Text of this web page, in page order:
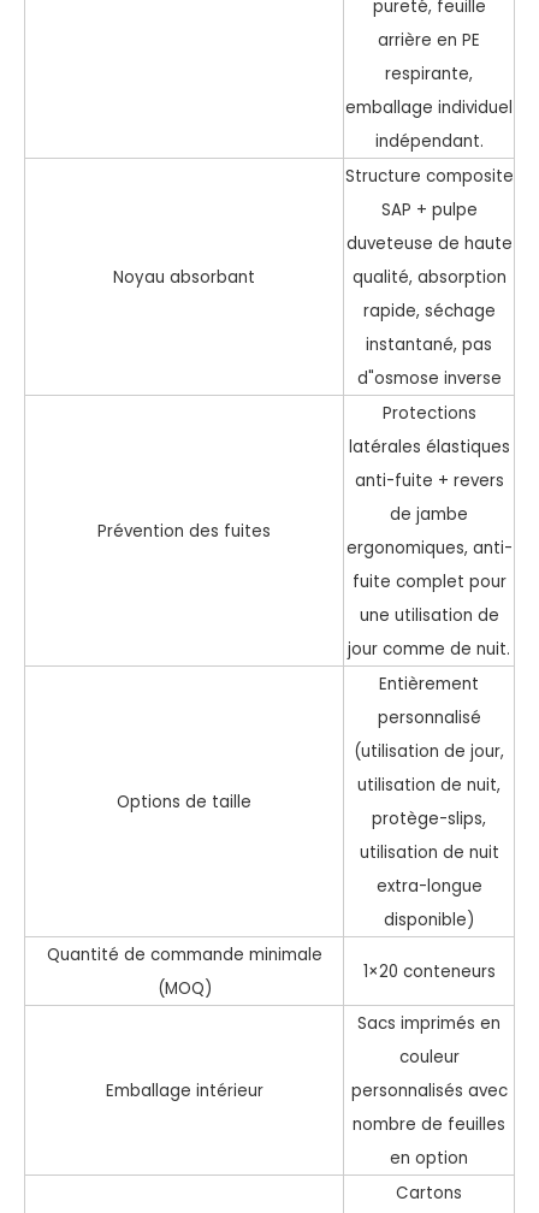
pureté, feuille
arrière en PE
respirante,
emballage individuel
indépendant.
Noyau absorbant
Structure composite
SAP + pulpe
duveteuse de haute
qualité, absorption
rapide, séchage
instantané, pas
d"osmose inverse
Prévention des fuites
Protections
latérales élastiques
anti-fuite + revers
de jambe
ergonomiques, anti-
fuite complet pour
une utilisation de
jour comme de nuit.
Options de taille
Entièrement
personnalisé
(utilisation de jour,
utilisation de nuit,
protège-slips,
utilisation de nuit
extra-longue
disponible)
Quantité de commande minimale
(MOQ)
1×20 conteneurs
Emballage intérieur
Sacs imprimés en
couleur
personnalisés avec
nombre de feuilles
en option
Cartons